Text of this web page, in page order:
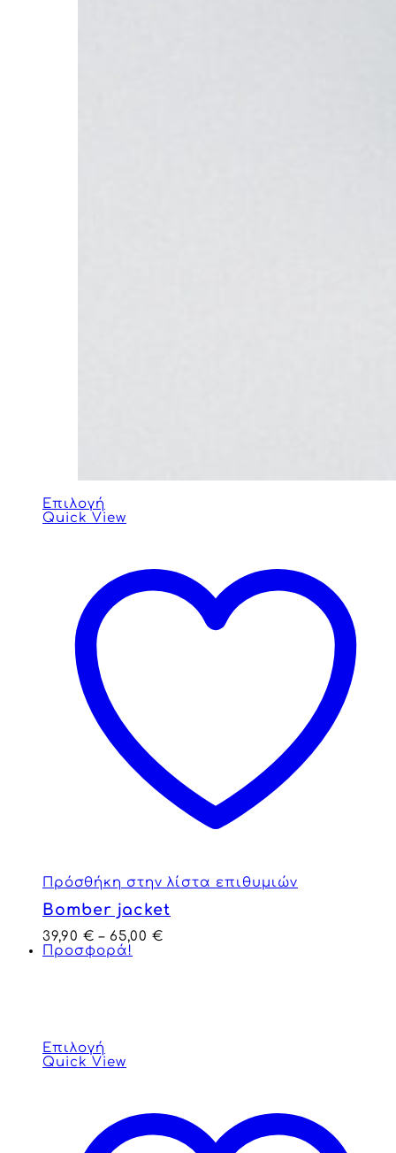
Επιλογή
Quick View
Πρόσθήκη στην λίστα επιθυμιών
Bomber jacket
39,90 € – 65,00 €
Προσφορά!
Επιλογή
Quick View